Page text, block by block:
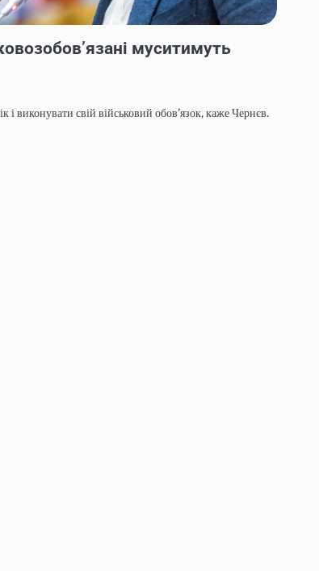
муситимуть
і виконувати свій військовий обов’язок, каже Чернєв.